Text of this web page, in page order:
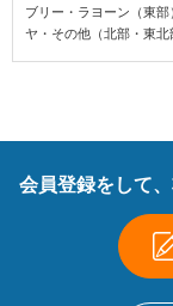
ブリー・ラヨーン（東部
ヤ・その他（北部・東北
会員登録をして